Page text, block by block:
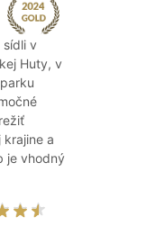
v
Huty, v
a
je vhodný